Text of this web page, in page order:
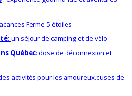
Ferme 5 étoiles
un séjour de camping et de vélo
Québec: dose de déconnexion et
activités pour les amoureux.euses de